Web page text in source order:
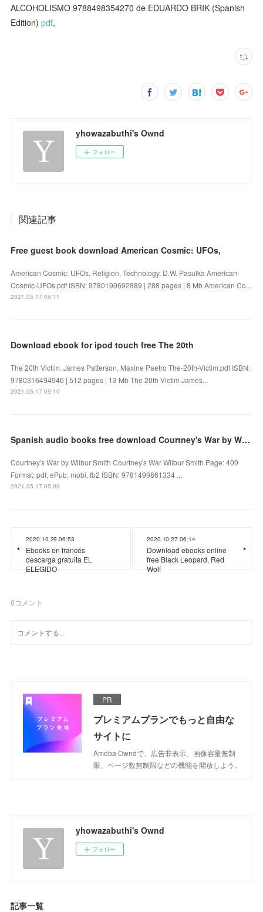
ALCOHOLISMO 9788498354270 de EDUARDO BRIK (Spanish
Edition)pdf,
yhowazabuthi's Ownd
フォロー
関連記事
Free guest book download American Cosmic: UFOs,
American Cosmic: UFOs, Religion, Technology. D.W. Pasulka American-
Cosmic-UFOs.pdf ISBN: 9780190692889 | 288 pages | 8 Mb American Co...
2021.05.17 05:11
Download ebook for ipod touch free The 20th
The 20th Victim. James Patterson, Maxine Paetro The-20th-Victim.pdf ISBN:
9780316494946 | 512 pages | 13 Mb The 20th Victim James...
2021.05.17 05:10
Spanish audio books free download Courtney's War by Wilbur Smith
Courtney's War by Wilbur Smith Courtney's War Wilbur Smith Page: 400
Format: pdf, ePub, mobi, fb2 ISBN: 9781499861334 ...
2021.05.17 05:09
2020.10.29 06:53
Ebooks en francés
descarga gratuita EL
ELEGIDO
2020.10.27 06:14
Download ebooks online
free Black Leopard, Red
Wolf
0コメント
PR
プレミアムプランでもっと自由な
サイトに
Ameba Owndで、広告非表示、画像容量無制
限、ページ数無制限などの機能を開放しよう。
yhowazabuthi's Ownd
フォロー
記事一覧